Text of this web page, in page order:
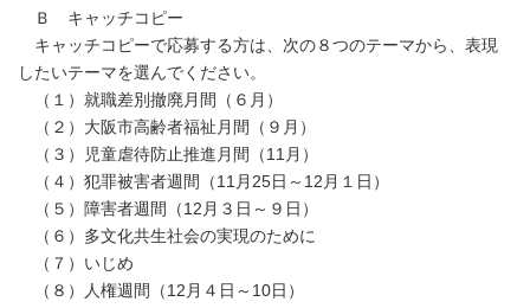
Ｂ キャッチコピー
キャッチコピーで応募する方は、次の８つのテーマから、表現
したいテーマを選んでください。
（１）就職差別撤廃月間（６月）
（２）大阪市高齢者福祉月間（９月）
（３）児童虐待防止推進月間（11月）
（４）犯罪被害者週間（11月25日～12月１日）
（５）障害者週間（12月３日～９日）
（６）多文化共生社会の実現のために
（７）いじめ
（８）人権週間（12月４日～10日）